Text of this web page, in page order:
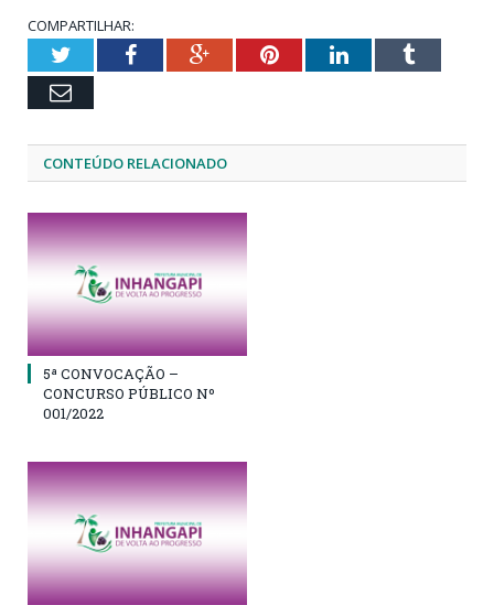
COMPARTILHAR:
TwitterFacebookGoogle+PinterestLinkedInTumblr
Email
CONTEÚDO RELACIONADO
5ª CONVOCAÇÃO –
CONCURSO PÚBLICO Nº
001/2022